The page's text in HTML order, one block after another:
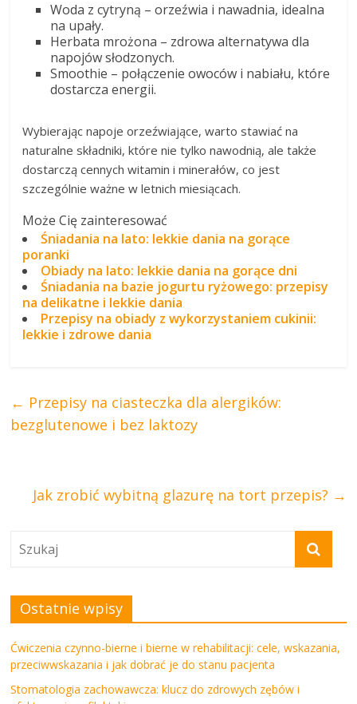
Woda z cytryną – orzeźwia i nawadnia, idealna
na upały.
Herbata mrożona – zdrowa alternatywa dla
napojów słodzonych.
Smoothie – połączenie owoców i nabiału, które
dostarcza energii.
Wybierając napoje orzeźwiające, warto stawiać na
naturalne składniki, które nie tylko nawodnią, ale także
dostarczą cennych witamin i minerałów, co jest
szczególnie ważne w letnich miesiącach.
Może Cię zainteresować
Śniadania na lato: lekkie dania na gorące
poranki
Obiady na lato: lekkie dania na gorące dni
Śniadania na bazie jogurtu ryżowego: przepisy
na delikatne i lekkie dania
Przepisy na obiady z wykorzystaniem cukinii:
lekkie i zdrowe dania
← Przepisy na ciasteczka dla alergików:
bezglutenowe i bez laktozy
Jak zrobić wybitną glazurę na tort przepis? →
Ostatnie wpisy
Ćwiczenia czynno-bierne i bierne w rehabilitacji: cele, wskazania,
przeciwwskazania i jak dobrać je do stanu pacjenta
Stomatologia zachowawcza: klucz do zdrowych zębów i